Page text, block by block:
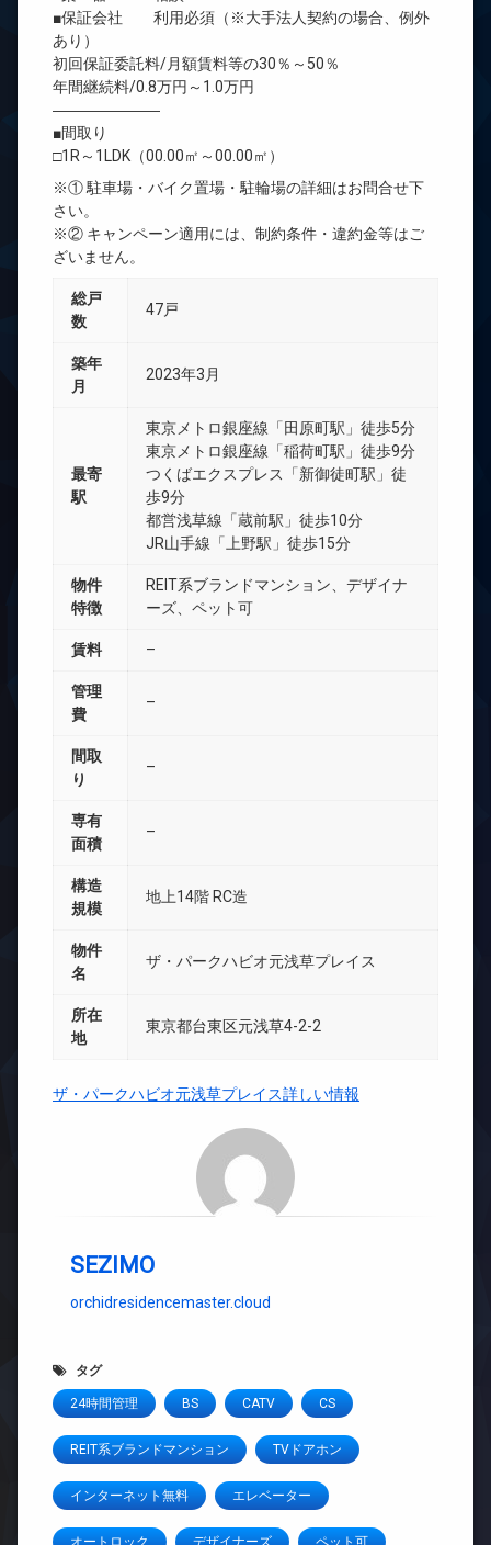
■保証会社 利用必須（※大手法人契約の場合、例外
あり）
初回保証委託料/月額賃料等の30％～50％
年間継続料/0.8万円～1.0万円
―――――――
■間取り
□1R～1LDK（00.00㎡～00.00㎡）
※① 駐車場・バイク置場・駐輪場の詳細はお問合せ下
さい。
※② キャンペーン適用には、制約条件・違約金等はご
ざいません。
総戸
数
47戸
築年
月
2023年3月
最寄
駅
東京メトロ銀座線「田原町駅」徒歩5分
東京メトロ銀座線「稲荷町駅」徒歩9分
つくばエクスプレス「新御徒町駅」徒
歩9分
都営浅草線「蔵前駅」徒歩10分
JR山手線「上野駅」徒歩15分
物件
特徴
REIT系ブランドマンション、デザイナ
ーズ、ペット可
賃料 –
管理
費
–
間取
り
–
専有
面積
–
構造
規模
地上14階 RC造
物件
名
ザ・パークハビオ元浅草プレイス
所在
地
東京都台東区元浅草4-2-2
ザ・パークハビオ元浅草プレイス詳しい情報
SEZIMO
orchidresidencemaster.cloud
タグ
24時間管理 BS CATV CS
REIT系ブランドマンション TVドアホン
インターネット無料 エレベーター
オートロック デザイナーズ ペット可